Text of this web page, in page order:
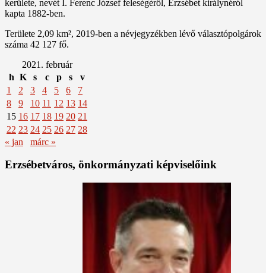
kerülete, nevét I. Ferenc József feleségéről, Erzsébet királynéról
kapta 1882-ben.
Területe 2,09 km², 2019-ben a névjegyzékben lévő választópolgárok
száma 42 127 fő.
2021. február
h K s c p s
v
1
2 3 4 5 6
7
8
9 10 11 12 13 14
15 16 17 18 19 20 21
22 23 24 25 26 27 28
« jan
márc »
Erzsébetváros, önkormányzati képviselőink